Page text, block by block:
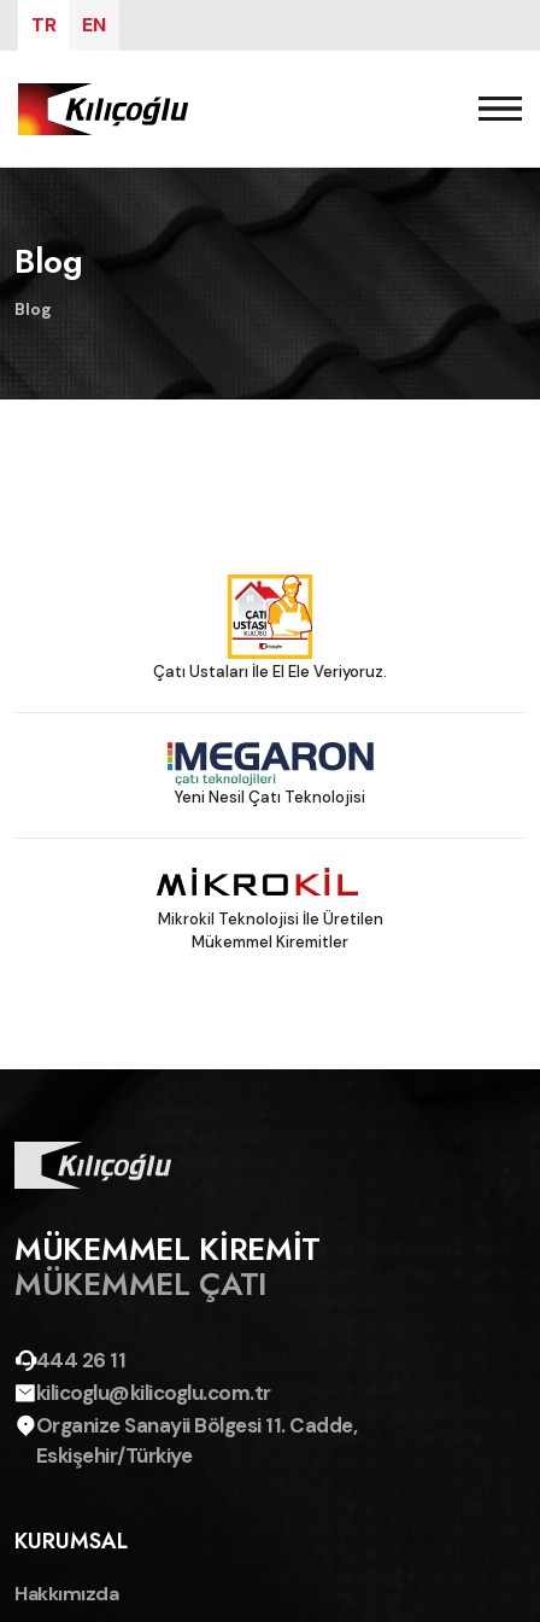
TR EN
Blog
Blog
Çatı Ustaları İle El Ele Veriyoruz.
Yeni Nesil Çatı Teknolojisi
Mikrokil Teknolojisi İle Üretilen
Mükemmel Kiremitler
MÜKEMMEL KİREMİT
MÜKEMMEL ÇATI
444 26 11
kilicoglu@kilicoglu.com.tr
Organize Sanayii Bölgesi 11. Cadde,
Eskişehir/Türkiye
KURUMSAL
Hakkımızda